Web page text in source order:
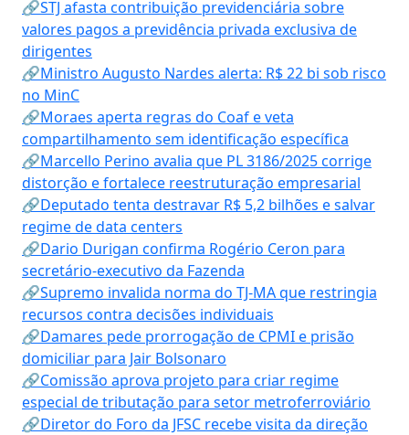
🔗STJ afasta contribuição previdenciária sobre
valores pagos a previdência privada exclusiva de
dirigentes
🔗Ministro Augusto Nardes alerta: R$ 22 bi sob risco
no MinC
🔗Moraes aperta regras do Coaf e veta
compartilhamento sem identificação específica
🔗Marcello Perino avalia que PL 3186/2025 corrige
distorção e fortalece reestruturação empresarial
🔗Deputado tenta destravar R$ 5,2 bilhões e salvar
regime de data centers
🔗Dario Durigan confirma Rogério Ceron para
secretário-executivo da Fazenda
🔗Supremo invalida norma do TJ-MA que restringia
recursos contra decisões individuais
🔗Damares pede prorrogação de CPMI e prisão
domiciliar para Jair Bolsonaro
🔗Comissão aprova projeto para criar regime
especial de tributação para setor metroferroviário
🔗Diretor do Foro da JFSC recebe visita da direção